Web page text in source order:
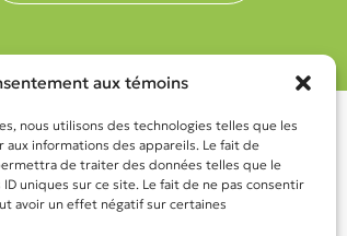
aux témoins
nous utilisons des technologies telles que les
informations des appareils. Le fait de
de traiter des données telles que le
uniques sur ce site. Le fait de ne pas consentir
avoir un effet négatif sur certaines